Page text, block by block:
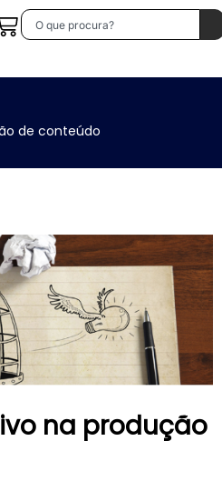
de conteúdo
na produção